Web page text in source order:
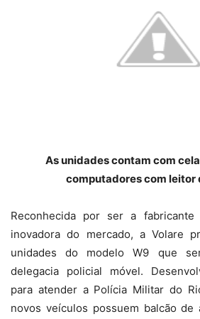
As unidades contam com
computadores com leitor
Reconhecida por ser a
inovadora do mercado, a Volare
unidades do modelo W9 que
delegacia policial móvel.
para atender a Polícia Militar do
novos veículos possuem balcão de